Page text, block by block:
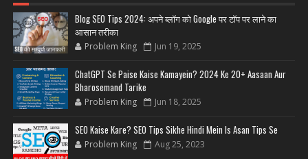
Blog SEO Tips 2024: अपने ब्लॉग को Google पर टॉप पर लाने का
आसान तरीका
Problem King Jun 19, 2025
ChatGPT Se Paise Kaise Kamayein? 2024 Ke 20+ Aasaan Aur
Bharosemand Tarike
Problem King Jun 18, 2025
SEO Kaise Kare? SEO Tips Sikhe Hindi Mein Is Asan Tips Se
Problem King Aug 25, 2023